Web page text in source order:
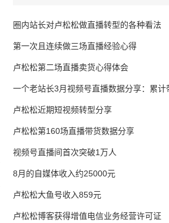
圈内站长对卢松松做直播转型的各种看法
第一次且连续做三场直播经验心得
卢松松第二场直播卖货心得体会
一个老站长3月视频号直播数据分享：累计
65万
卢松松近期短视频转型分享
卢松松第160场直播带货数据分享
视频号直播间首次突破1万人
8月的自媒体收入约25000元
卢松松大鱼号收入859元
卢松松博客获得增值电信业务经营许可证